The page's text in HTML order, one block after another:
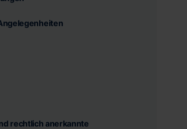
rechtlich anerkannte